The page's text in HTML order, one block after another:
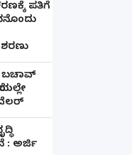
ಪತಿಗೆ
ಬಚಾವ್
: ಅರ್ಜಿ